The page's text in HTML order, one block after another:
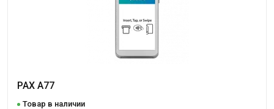
PAX A77
Товар в наличии